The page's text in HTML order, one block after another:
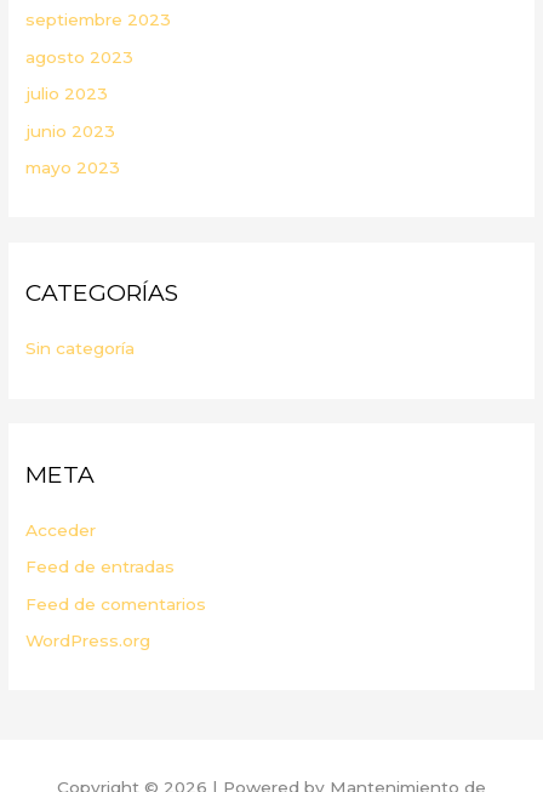
septiembre 2023
agosto 2023
julio 2023
junio 2023
mayo 2023
CATEGORÍAS
Sin categoría
META
Acceder
Feed de entradas
Feed de comentarios
WordPress.org
Copyright © 2026 | Powered by Mantenimiento de